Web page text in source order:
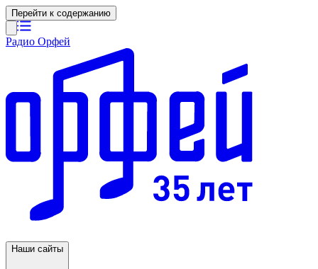
Перейти к содержанию
Радио Орфей
Наши сайты